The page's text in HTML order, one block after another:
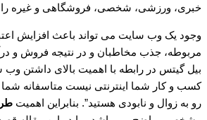
خبری، ورزشی، شخصی، فروشگاهی و غیره
وجود یک وب سایت می تواند باعث افزایش
مربوطه، جذب مخاطبان و در نتیجه فروش و
بیل گیتس در رابطه با اهمیت بالای داشتن وب
کسب و کار شما اینترنتی نیست متاسفانه
رو به زوال و نابودی هستید”. بنابراین اهمیت